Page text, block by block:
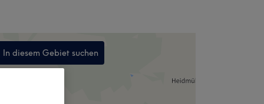
In diesem Gebiet suchen
,